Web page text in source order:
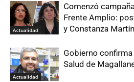
Actualidad
Comenzó
Frente Amplio:
y Constanza
Actualidad
Gobierno
Salud de